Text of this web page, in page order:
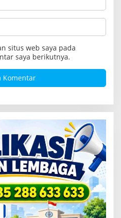
situs web saya pada
saya berikutnya.